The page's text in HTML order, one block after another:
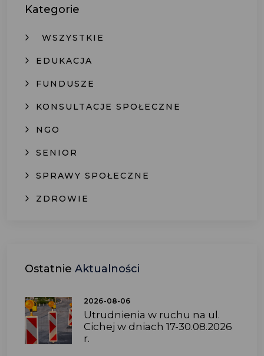
Kategorie
WSZYSTKIE
EDUKACJA
FUNDUSZE
KONSULTACJE SPOŁECZNE
NGO
SENIOR
SPRAWY SPOŁECZNE
ZDROWIE
Ostatnie Aktualności
2026-08-06
Utrudnienia w ruchu na ul.
Cichej w dniach 17-30.08.2026
r.